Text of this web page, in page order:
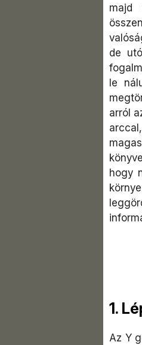
majd
de
le
arról
hogy
1.
Az Y